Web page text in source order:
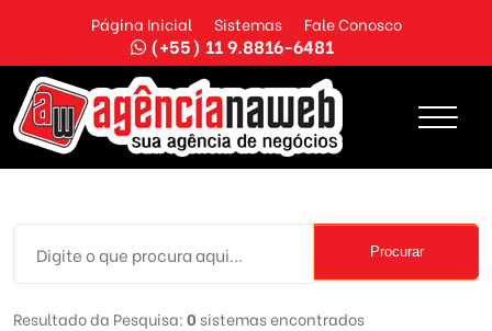
Página Inicial Sistemas Fale Conosco
(+55) 11 9.8816-6481
Procurar
Resultado da Pesquisa:0 sistemas encontrados